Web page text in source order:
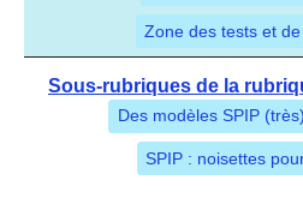
Zone des tests et
Sous-rubriques de la
Des modèles SPIP
SPIP : noisettes